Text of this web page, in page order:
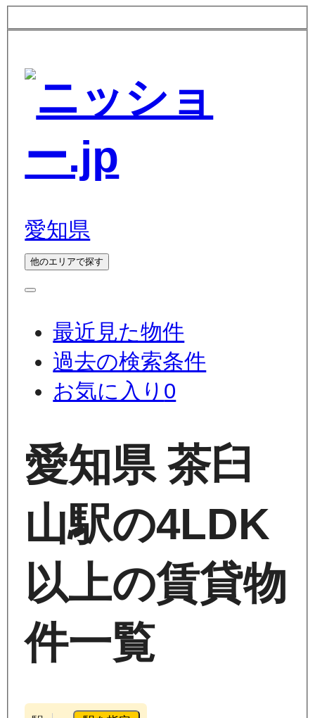
愛知県
他のエリアで探す
最近見た物件
過去の検索条件
お気に入り 0
愛知県 茶臼
山駅の4LDK
以上の賃貸物
件一覧